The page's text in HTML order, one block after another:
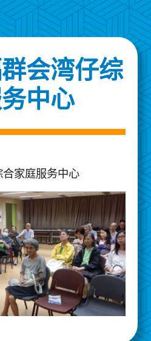
会湾仔综
中心
家庭服务中心